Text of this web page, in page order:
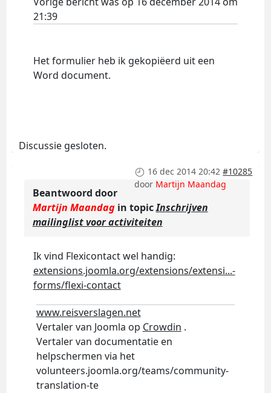
21:39
Het formulier heb ik gekopiëerd uit een
Word document.
Discussie gesloten.
16 dec 2014 20:42 #10285
door Martijn Maandag
Beantwoord door
Martijn Maandagin topicInschrijven
mailinglist voor activiteiten
Ik vind Flexicontact wel handig:
extensions.joomla.org/extensions/extensi...-
forms/flexi-contact
www.reisverslagen.net
Vertaler van Joomla op Crowdin .
Vertaler van documentatie en
helpschermen via het
volunteers.joomla.org/teams/community-
translation-te